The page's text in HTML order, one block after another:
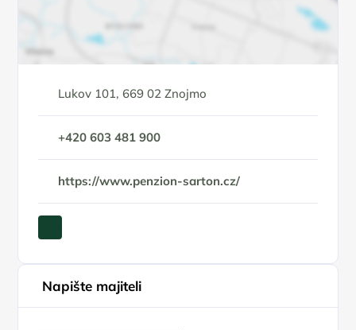
Lukov 101, 669 02 Znojmo
+420 603 481 900
https://www.penzion-sarton.cz/
Napište majiteli